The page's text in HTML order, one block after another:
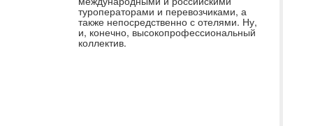
туроператорами и перевозчиками, а
также непосредственно с отелями. Ну,
и, конечно, высокопрофессиональный
коллектив.